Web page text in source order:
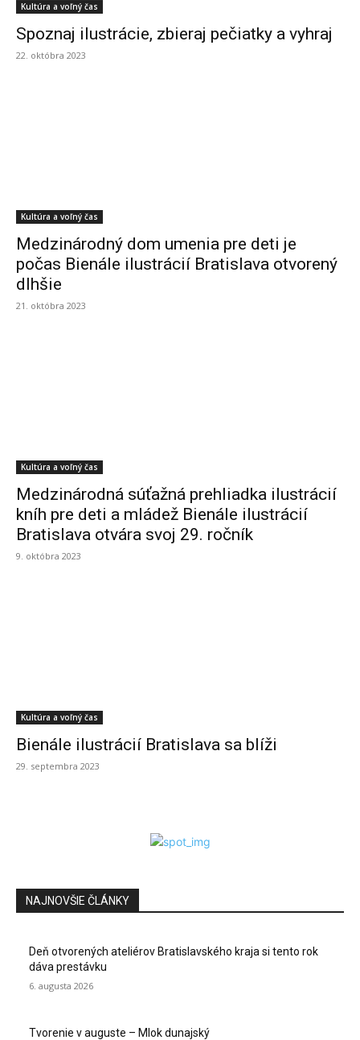
Kultúra a voľný čas
Spoznaj ilustrácie, zbieraj pečiatky a vyhraj
22. októbra 2023
Kultúra a voľný čas
Medzinárodný dom umenia pre deti je
počas Bienále ilustrácií Bratislava otvorený
dlhšie
21. októbra 2023
Kultúra a voľný čas
Medzinárodná súťažná prehliadka ilustrácií
kníh pre deti a mládež Bienále ilustrácií
Bratislava otvára svoj 29. ročník
9. októbra 2023
Kultúra a voľný čas
Bienále ilustrácií Bratislava sa blíži
29. septembra 2023
NAJNOVŠIE ČLÁNKY
Deň otvorených ateliérov Bratislavského kraja si tento rok
dáva prestávku
6. augusta 2026
Tvorenie v auguste – Mlok dunajský